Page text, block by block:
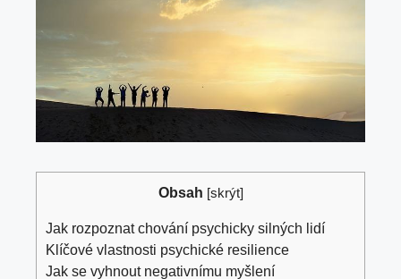
Obsah [skrýt]
Jak ​rozpoznat ‌chování psychicky silných lidí
Klíčové ​vlastnosti ‌psychické resilience
Jak se vyhnout ‍negativnímu myšlení